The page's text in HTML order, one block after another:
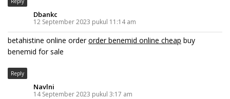
Dbankc
12 September 2023 pukul 11:14 am
betahistine online orderorder benemid online cheap buy
benemid for sale
Reply
Navlni
14 September 2023 pukul 3:17 am